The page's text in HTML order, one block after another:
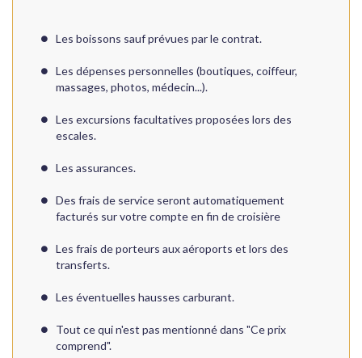
Les boissons sauf prévues par le contrat.
Les dépenses personnelles (boutiques, coiffeur,
massages, photos, médecin...).
Les excursions facultatives proposées lors des
escales.
Les assurances.
Des frais de service seront automatiquement
facturés sur votre compte en fin de croisière
Les frais de porteurs aux aéroports et lors des
transferts.
Les éventuelles hausses carburant.
Tout ce qui n'est pas mentionné dans "Ce prix
comprend".